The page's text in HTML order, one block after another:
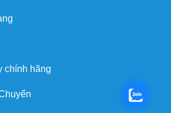
chính hãng